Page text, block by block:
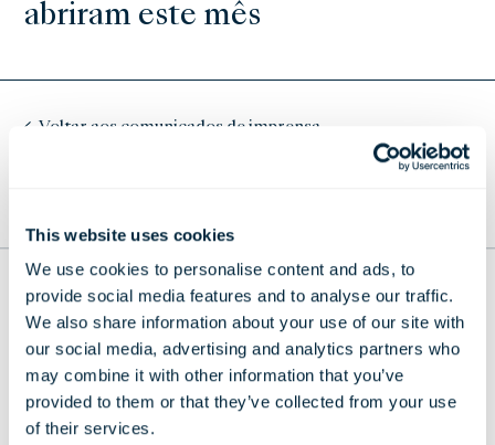
This website uses cookies
We use cookies to personalise content and ads, to
provide social media features and to analyse our traffic.
We also share information about your use of our site with
our social media, advertising and analytics partners who
may combine it with other information that you’ve
provided to them or that they’ve collected from your use
of their services.
abriram este mês
Voltar aos comunicados de imprensa
THE LONDONER
38 Leicester Square, London,
WC2H 7DX, United Kingdom
Telefone: +44 20 7451 0101
E-mail: reservations@thelondoner.com